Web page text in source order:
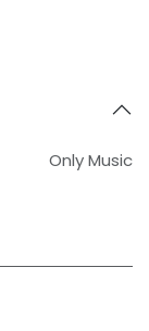
Only Music